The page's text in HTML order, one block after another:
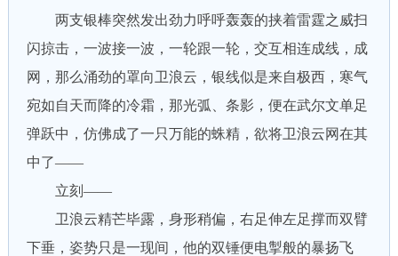
两支银棒突然发出劲力呼呼轰轰的挟着雷霆之威扫
闪掠击，一波接一波，一轮跟一轮，交互相连成线，成
网，那么涌劲的罩向卫浪云，银线似是来自极西，寒气
宛如自天而降的冷霜，那光弧、条影，便在武尔文单足
弹跃中，仿佛成了一只万能的蛛精，欲将卫浪云网在其
中了——
立刻——
卫浪云精芒毕露，身形稍偏，右足伸左足撑而双臂
下垂，姿势只是一现间，他的双锤便电掣般的暴扬飞